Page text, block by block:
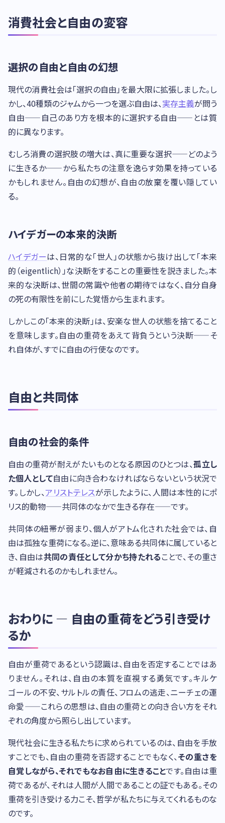
消費社会と自由の変容
選択の自由と自由の幻想
現代の消費社会は「選択の自由」を最大限に拡張しました。し
かし、40種類のジャムから一つを選ぶ自由は、実存主義が問う
自由——自己のあり方を根本的に選択する自由——とは質
的に異なります。
むしろ消費の選択肢の増大は、真に重要な選択——どのよう
に生きるか——から私たちの注意を逸らす効果を持っている
かもしれません。自由の幻想が、自由の放棄を覆い隠してい
る。
ハイデガーの本来的決断
ハイデガーは、日常的な「世人」の状態から抜け出して「本来
的（eigentlich）」な決断をすることの重要性を説きました。本
来的な決断は、世間の常識や他者の期待ではなく、自分自身
の死の有限性を前にした覚悟から生まれます。
しかしこの「本来的決断」は、安楽な世人の状態を捨てること
を意味します。自由の重荷をあえて背負うという決断——そ
れ自体が、すでに自由の行使なのです。
自由と共同体
自由の社会的条件
自由の重荷が耐えがたいものとなる原因のひとつは、孤立し
た個人として自由に向き合わなければならないという状況で
す。しかし、アリストテレスが示したように、人間は本性的にポ
リス的動物——共同体のなかで生きる存在——です。
共同体の紐帯が弱まり、個人がアトム化された社会では、自
由は孤独な重荷になる。逆に、意味ある共同体に属していると
き、自由は共同の責任として分かち持たれることで、その重さ
が軽減されるのかもしれません。
おわりに — 自由の重荷をどう引き受け
るか
自由が重荷であるという認識は、自由を否定することではあ
りません。それは、自由の本質を直視する勇気です。キルケ
ゴールの不安、サルトルの責任、フロムの逃走、ニーチェの運
命愛——これらの思想は、自由の重荷との向き合い方をそれ
ぞれの角度から照らし出しています。
現代社会に生きる私たちに求められているのは、自由を手放
すことでも、自由の重荷を否認することでもなく、その重さを
自覚しながら、それでもなお自由に生きることです。自由は重
荷であるが、それは人間が人間であることの証でもある。その
重荷を引き受ける力こそ、哲学が私たちに与えてくれるものな
のです。